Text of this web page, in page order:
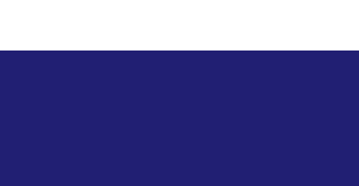
По-малко тежки катастрофи в